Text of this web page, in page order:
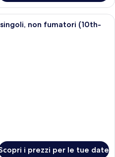
Copriletto in piuma, una cassaforte
non fumatori (10th-
i prezzi per le tue date